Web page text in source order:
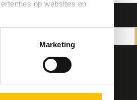
op websites en
kun je specifieker
via het
cookiebeleid
Marketing